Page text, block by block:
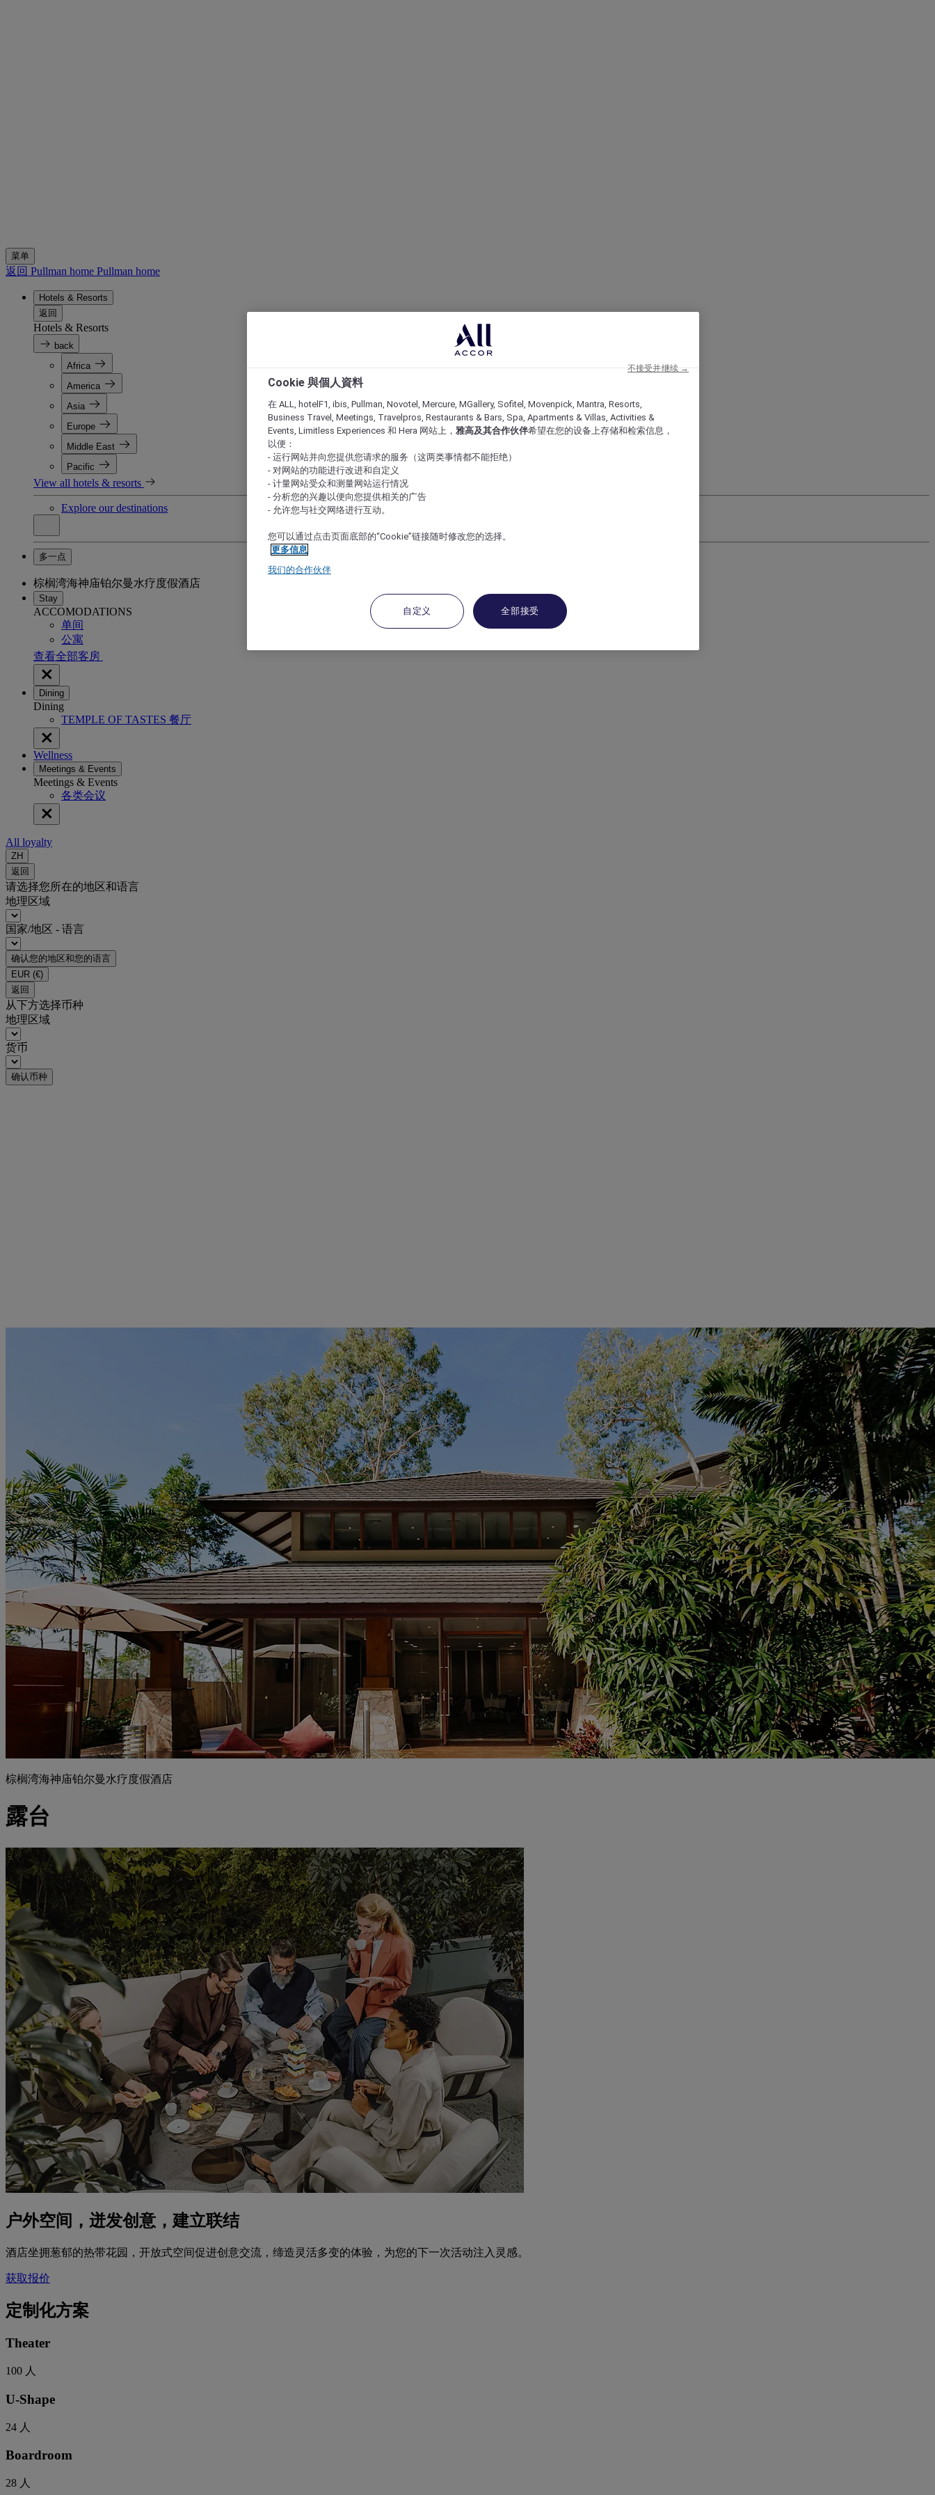
菜单
返回 Pullman home Pullman home
Hotels & Resorts
返回
Hotels & Resorts
back
Africa
America
Asia
Europe
Middle East
Pacific
View all hotels & resorts
Explore our destinations
多一点
棕榈湾海神庙铂尔曼水疗度假酒店
Stay
ACCOMODATIONS
单间
公寓
查看全部客房
Dining
Dining
TEMPLE OF TASTES 餐厅
Wellness
Meetings & Events
Meetings & Events
各类会议
All loyalty
ZH
返回
请选择您所在的地区和语言
地理区域
国家/地区 - 语言
确认您的地区和您的语言
EUR (€)
返回
从下方选择币种
地理区域
货币
确认币种
棕榈湾海神庙铂尔曼水疗度假酒店
露台
户外空间，迸发创意，建立联结
酒店坐拥葱郁的热带花园，开放式空间促进创意交流，缔造灵活多变的体验，为您的下一次活动注入灵感。
获取报价
定制化方案
Theater
100 人
U-Shape
24 人
Boardroom
28 人
Cookie 與個人資料
在 ALL, hotelF1, ibis, Pullman, Novotel, Mercure, MGallery, Sofitel, Movenpick, Mantra, Resorts,
Business Travel, Meetings, Travelpros, Restaurants & Bars, Spa, Apartments & Villas, Activities &
Events, Limitless Experiences 和 Hera 网站上， 雅高及其合作伙伴希望在您的设备上存储和检索信息，
以便：
- 运行网站并向您提供您请求的服务（这两类事情都不能拒绝）
- 对网站的功能进行改进和自定义
- 计量网站受众和测量网站运行情况
- 分析您的兴趣以便向您提供相关的广告
- 允许您与社交网络进行互动。
您可以通过点击页面底部的“Cookie”链接随时修改您的选择。
更多信息
我们的合作伙伴
自定义 全部接受
不接受并继续 →